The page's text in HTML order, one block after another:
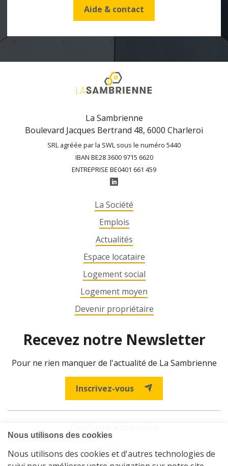
Aide & contact
La Sambrienne
Boulevard Jacques Bertrand 48, 6000 Charleroi
SRL agréée par la SWL sous le numéro 5440
IBAN BE28 3600 9715 6620
ENTREPRISE BE0401 661 459
La Société
Emplois
Actualités
Espace locataire
Logement social
Logement moyen
Devenir propriétaire
Recevez notre Newsletter
Pour ne rien manquer de l'actualité de La Sambrienne
Inscrivez-vous
Vie privée